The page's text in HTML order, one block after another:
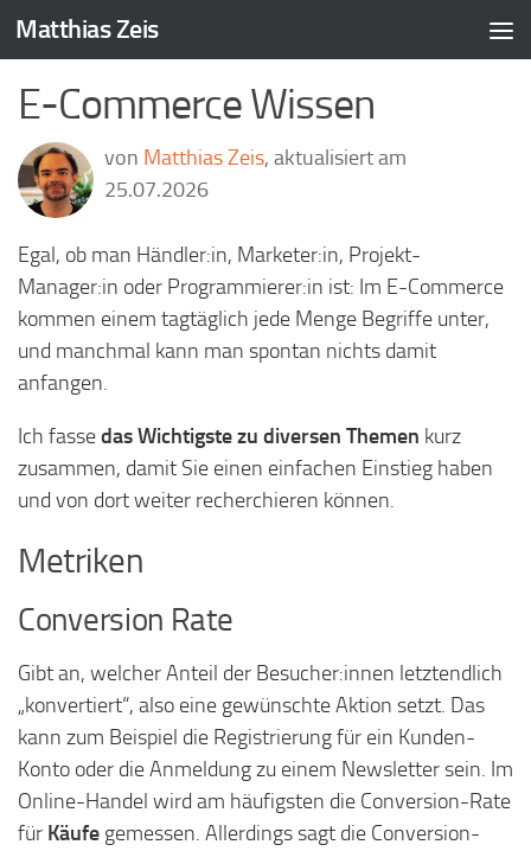
Zum Inhalt springen
Matthias Zeis
E-Commerce Wissen
von Matthias Zeis, aktualisiert am
25.07.2026
Egal, ob man Händler:in, Marketer:in, Projekt-
Manager:in oder Programmierer:in ist: Im E-Commerce
kommen einem tagtäglich jede Menge Begriffe unter,
und manchmal kann man spontan nichts damit
anfangen.
Ich fassedas Wichtigste zu diversen Themen kurz
zusammen, damit Sie einen einfachen Einstieg haben
und von dort weiter recherchieren können.
Metriken
Conversion Rate
Gibt an, welcher Anteil der Besucher:innen letztendlich
„konvertiert“, also eine gewünschte Aktion setzt. Das
kann zum Beispiel die Registrierung für ein Kunden-
Konto oder die Anmeldung zu einem Newsletter sein. Im
Online-Handel wird am häufigsten die Conversion-Rate
für Käufe gemessen. Allerdings sagt die Conversion-